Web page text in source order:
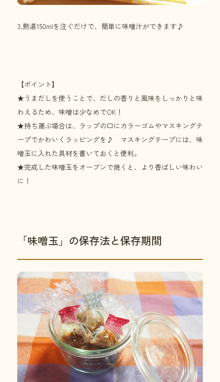
3.熱湯150mlを注ぐだけで、簡単に味噌汁ができます♪
【ポイント】
★うまだしを使うことで、だしの香りと風味をしっかりと味
わえるため、味噌は少なめでOK！
★持ち運ぶ場合は、ラップの口にカラーゴムやマスキングテ
ープでかわいくラッピングを♪ マスキングテープには、味
噌玉に入れた具材を書いておくと便利。
★完成した味噌玉をオーブンで焼くと、より香ばしい味わい
に！
「味噌玉」の保存法と保存期間